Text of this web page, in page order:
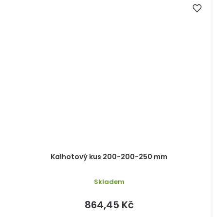
Kalhotový kus 200-200-250 mm
Skladem
864,45 Kč